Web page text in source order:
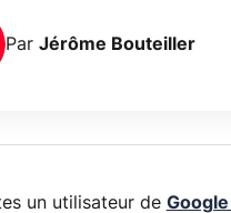
Par Jérôme Bouteiller
un utilisateur de